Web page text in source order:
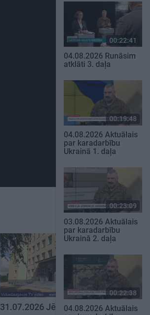
00:12:33
31.07.2026 Jēkabpils laiks
00:22:41
04.08.2026 Runāsim
atklāti 3. daļa
00:19:48
04.08.2026 Aktuālais
par karadarbību
Ukrainā 1. daļa
00:23:09
03.08.2026 Aktuālais
par karadarbību
Ukrainā 2. daļa
00:22:38
04.08.2026 Aktuālais